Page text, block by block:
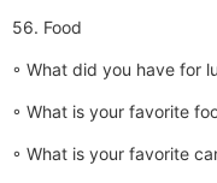
56. Food
◦ What did you have for
◦ What is your favorite
◦ What is your favorite